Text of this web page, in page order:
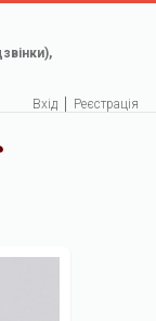
Вхід Реєстрація